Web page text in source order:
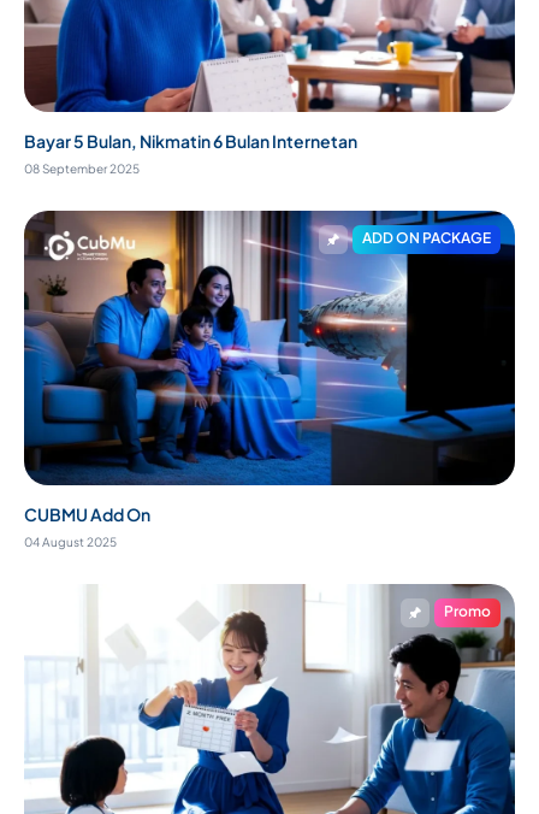
Bayar 5 Bulan, Nikmatin 6 Bulan Internetan
08 September 2025
ADD ON PACKAGE
CUBMU Add On
04 August 2025
Promo